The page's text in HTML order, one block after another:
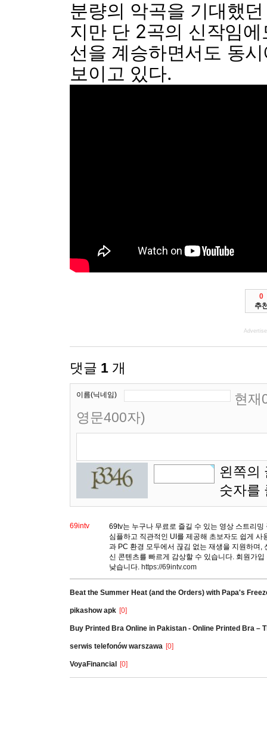
분량의 악곡을 기대했
지만 단 2곡의 신작임
선을 계승하면서도 동
보이고 있다.
0
추
댓글 1 개
이름(닉네임)
현재
영문400자)
왼쪽의
숫자를
69intv
69tv는 누구나 무료로 즐길 수 있는 영상 스트리
심플하고 직관적인 UI를 제공해 초보자도 쉽게 사
과 PC 환경 모두에서 끊김 없는 재생을 지원하며,
신 콘텐츠를 빠르게 감상할 수 있습니다. 회원가
낮습니다. https://69intv.com
Beat the Summer Heat (and the Orders) with Papa's
pikashow apk [0]
Buy Printed Bra Online in Pakistan - Online Printed Bra –
serwis telefonów warszawa [0]
VoyaFinancial [0]